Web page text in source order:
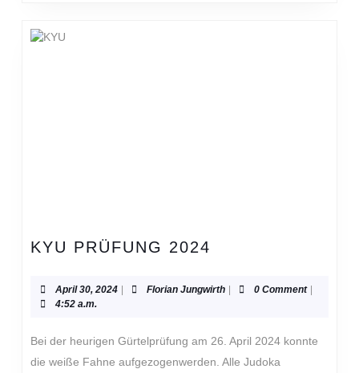
KYU PRÜFUNG 2024
2024
April 30, 2024April
| Florian JungwirthFlorian
| 0 Comment |
4:52 a.m.
Bei der heurigen Gürtelprüfung am 26. April 2024 konnte
die weiße Fahne aufgezogenwerden. Alle Judoka